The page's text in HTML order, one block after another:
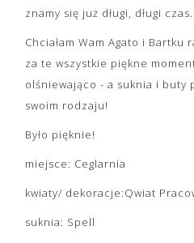
znamy się już długi, długi
Chciałam Wam Agato i
za te wszystkie piękne
olśniewająco - a suknia i buty
swoim rodzaju!
Było pięknie!
miejsce: Ceglarnia
kwiaty/ dekoracje:Qwiat
suknia: Spell